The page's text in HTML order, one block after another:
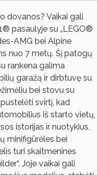
dovanos? Vaikai gali
pasaulyje su „LEGO®
AMG bei Alpine
nuo 7 metų. Šį patogų
rankena galima
garažą ir dirbtuvę su
bei stovu su
svirtį, kad
iš starto vietų,
istorijas ir nuotykius,
minifigūrėles bei
turi skaitmenines
Joje vaikai gali